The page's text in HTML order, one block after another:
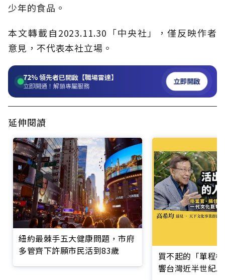
少年的食品。
本文轉載自2023.11.30「中央社」，僅反映作者
意見，不代表本社立場。
72%領先者已開啟【職場雷達】
立即開通！解鎖專屬服務 立即開啟
延伸閱讀
紐約最棘手五大健康問題，市府
多管齊下許願市民活到83歲
買不起的「單程
響台灣近半世紀